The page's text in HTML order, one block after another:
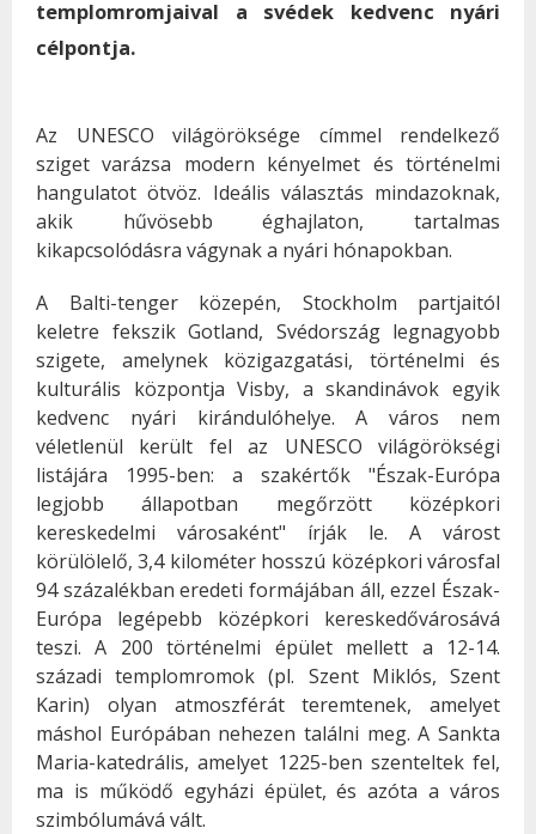
templomromjaival a svédek kedvenc nyári
célpontja.
Az UNESCO világöröksége címmel rendelkező
sziget varázsa modern kényelmet és történelmi
hangulatot ötvöz. Ideális választás mindazoknak,
akik hűvösebb éghajlaton, tartalmas
kikapcsolódásra vágynak a nyári hónapokban.
A Balti-tenger közepén, Stockholm partjaitól
keletre fekszik Gotland, Svédország legnagyobb
szigete, amelynek közigazgatási, történelmi és
kulturális központja Visby, a skandinávok egyik
kedvenc nyári kirándulóhelye. A város nem
véletlenül került fel az UNESCO világörökségi
listájára 1995-ben: a szakértők "Észak-Európa
legjobb állapotban megőrzött középkori
kereskedelmi városaként" írják le. A várost
körülölelő, 3,4 kilométer hosszú középkori városfal
94 százalékban eredeti formájában áll, ezzel Észak-
Európa legépebb középkori kereskedővárosává
teszi. A 200 történelmi épület mellett a 12-14.
századi templomromok (pl. Szent Miklós, Szent
Karin) olyan atmoszférát teremtenek, amelyet
máshol Európában nehezen találni meg. A Sankta
Maria-katedrális, amelyet 1225-ben szenteltek fel,
ma is működő egyházi épület, és azóta a város
szimbólumává vált.